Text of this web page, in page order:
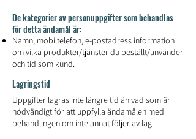
De kategorier av personuppgifter som behandlas
för detta ändamål är:
Namn, mobiltelefon, e-postadress information
om vilka produkter/tjänster du beställt/använder
och tid som kund.
Lagringstid
Uppgifter lagras inte längre tid än vad som är
nödvändigt för att uppfylla ändamålen med
behandlingen om inte annat följer av lag.